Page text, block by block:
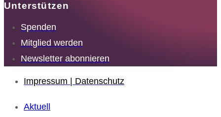
Unterstützen
Spenden
Mitglied werden
Newsletter abonnieren
Impressum | Datenschutz
Aktuell